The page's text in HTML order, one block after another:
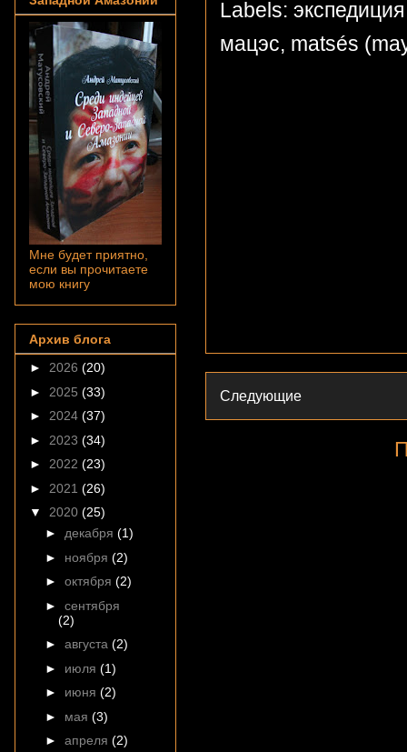
Labels:
мацэс, matsés
Следующие
Мне будет приятно,
если вы прочитаете
мою книгу
Архив блога
► 2026 (20)
► 2025 (33)
► 2024 (37)
► 2023 (34)
► 2022 (23)
► 2021 (26)
▼ 2020 (25)
► декабря (1)
► ноября (2)
► октября (2)
► сентября
(2)
► августа (2)
► июля (1)
► июня (2)
► мая (3)
► апреля (2)